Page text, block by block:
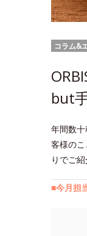
コラム&
but
年間数
客様の
りでご紹
■今月担